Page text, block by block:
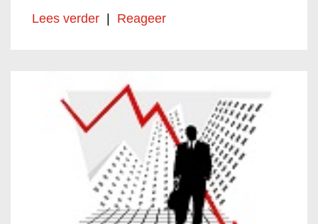
Lees verder
Reageer